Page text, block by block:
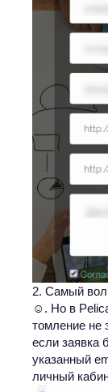
Самый
☺. Но в
томление не
если заявка
указанный
личный